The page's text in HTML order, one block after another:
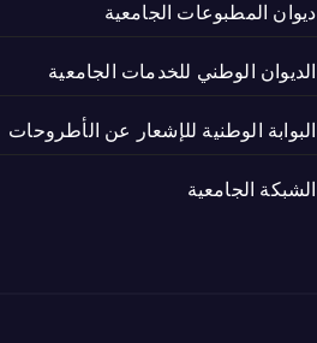
ديوان المطبوعات الجامعية
الديوان الوطني للخدمات الجامعية
البوابة الوطنية للإشعار عن الأطروحات
الشبكة الجامعية